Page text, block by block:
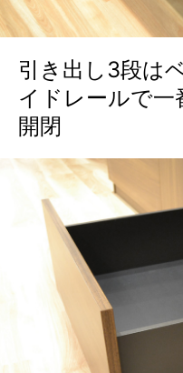
引き出し3段は
イドレールで一
開閉